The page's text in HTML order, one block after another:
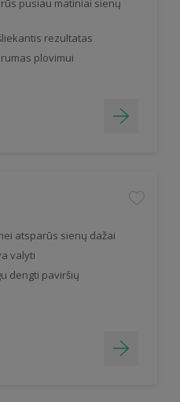
pusiau matiniai sienų
rezultatas
plovimui
atsparūs sienų dažai
valyti
dengti paviršių